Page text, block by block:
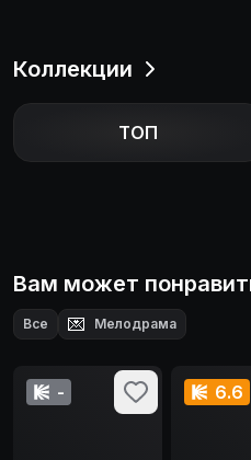
Коллекции
ТОП
Вам может
Все 💌 Мелодрама
- 6.6